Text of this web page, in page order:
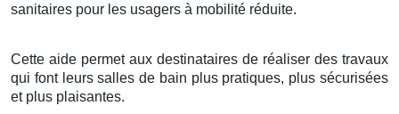
sanitaires pour les usagers à mobilité réduite.
Cette aide permet aux destinataires de réaliser des travaux
qui font leurs salles de bain plus pratiques, plus sécurisées
et plus plaisantes.